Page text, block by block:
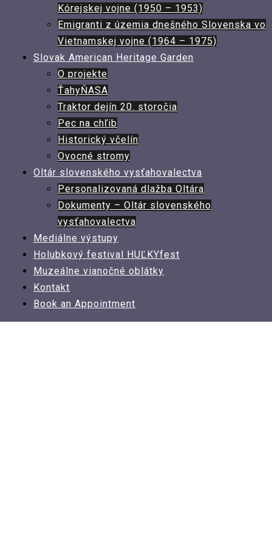
Kórejskej vojne (1950 – 1953)
Emigranti z územia dnešného Slovenska vo
Vietnamskej vojne (1964 – 1975)
Slovak American Heritage Garden
O projekte
ŤahyŇASA
Traktor dejín 20. storočia
Pec na chľib
Historický včelín
Ovocné stromy
Oltár slovenského vysťahovalectva
Personalizovaná dlažba Oltára
Dokumenty – Oltár slovenského
vysťahovalectva
Mediálne výstupy
Holubkový festival HUĽKYfest
Muzeálne vianočné oblátky
Kontakt
Book an Appointment